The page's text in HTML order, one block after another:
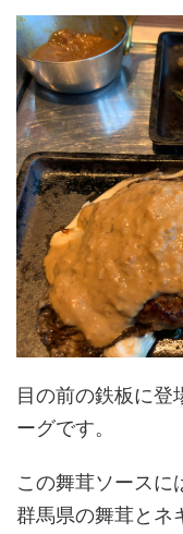
目の前の鉄板に登
ーグです。
この舞茸ソースに
群馬県の舞茸とネ